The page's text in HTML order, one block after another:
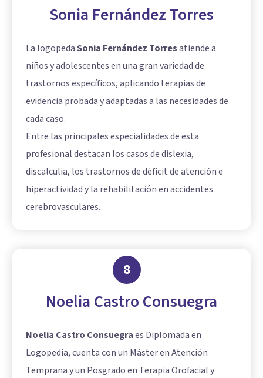
Sonia Fernández Torres
La logopedaSonia Fernández Torresatiende a
niños y adolescentes en una gran variedad de
trastornos específicos, aplicando terapias de
evidencia probada y adaptadas a las necesidades de
cada caso.
Entre las principales especialidades de esta
profesional destacan los casos de dislexia,
discalculia, los trastornos de déficit de atención e
hiperactividad y la rehabilitación en accidentes
cerebrovasculares.
8
Noelia Castro Consuegra
Noelia Castro Consuegraes Diplomada en
Logopedia, cuenta con un Máster en Atención
Temprana y un Posgrado en Terapia Orofacial y